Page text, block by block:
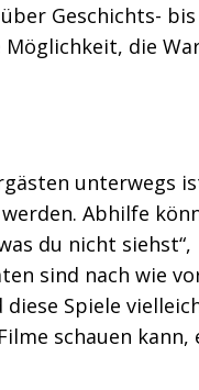
Geschichts-
die
unterwegs
Abhilfe
du nicht
sind nach wie
Spiele
schauen kann,